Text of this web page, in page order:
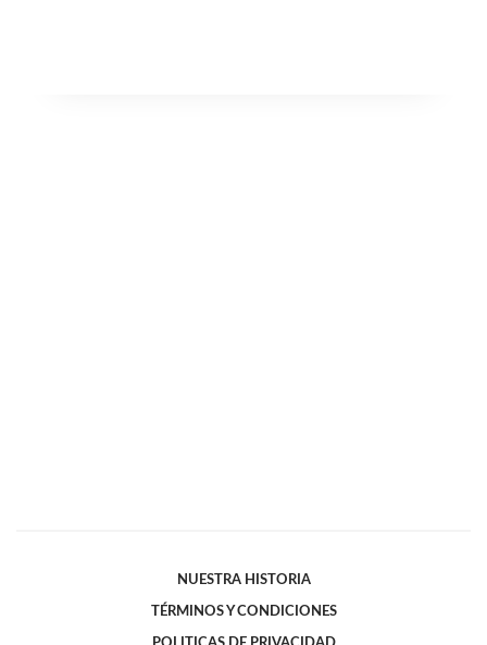
NUESTRA HISTORIA
TÉRMINOS Y CONDICIONES
POLITICAS DE PRIVACIDAD